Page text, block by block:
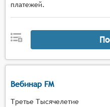
платежей.
Вебинар FM
Третье Тысячелетие